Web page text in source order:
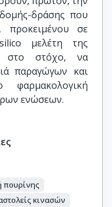
δράσης που
προκειμένου σε
μελέτη της
στο στόχο, να
παραγώγων και
ενώσεων.
πουρίνης
κινασών